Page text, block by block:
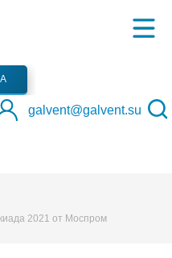
galvent@galvent.su
2021 от Моспром